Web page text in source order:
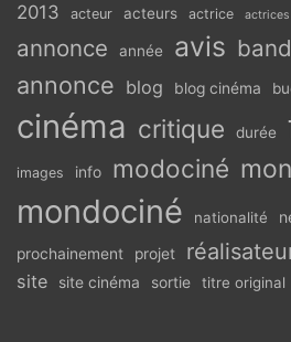
2013 acteur acteurs actrice actrices
annonce année avis
annonce blog blog cinéma
cinéma critique durée
images info modociné
mondociné nationalité
prochainement projet
site site cinéma sortie titre original